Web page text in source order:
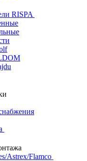
RISPA
Astrex/Flamco